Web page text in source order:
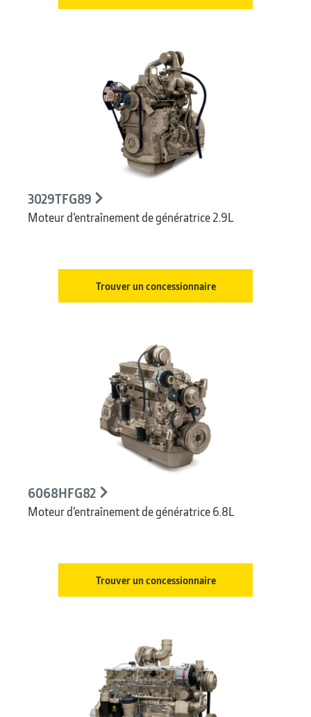
3029TFG89
Moteur d’entraînement de génératrice 2.9L
Trouver un concessionnaire
6068HFG82
Moteur d’entraînement de génératrice 6.8L
Trouver un concessionnaire